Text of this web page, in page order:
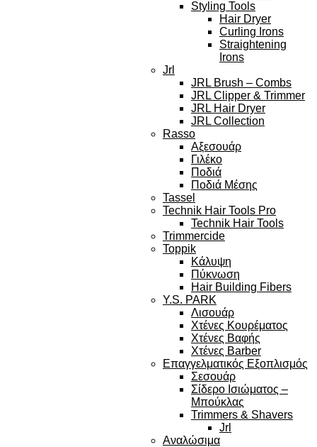
Styling Tools
Hair Dryer
Curling Irons
Straightening
Irons
Jrl
JRL Brush – Combs
JRL Clipper & Trimmer
JRL Hair Dryer
JRL Collection
Rasso
Αξεσουάρ
Γιλέκο
Ποδιά
Ποδιά Μέσης
Tassel
Technik Hair Tools Pro
Technik Hair Tools
Trimmercide
Toppik
Κάλυψη
Πύκνωση
Hair Building Fibers
Y.S. PARK
Λισουάρ
Χτένες Κουρέματος
Χτένες Βαφής
Χτένες Barber
Επαγγελματικός Εξοπλισμός
Σεσουάρ
Σίδερο Ισιώματος –
Μπούκλας
Trimmers & Shavers
Jrl
Αναλώσιμα